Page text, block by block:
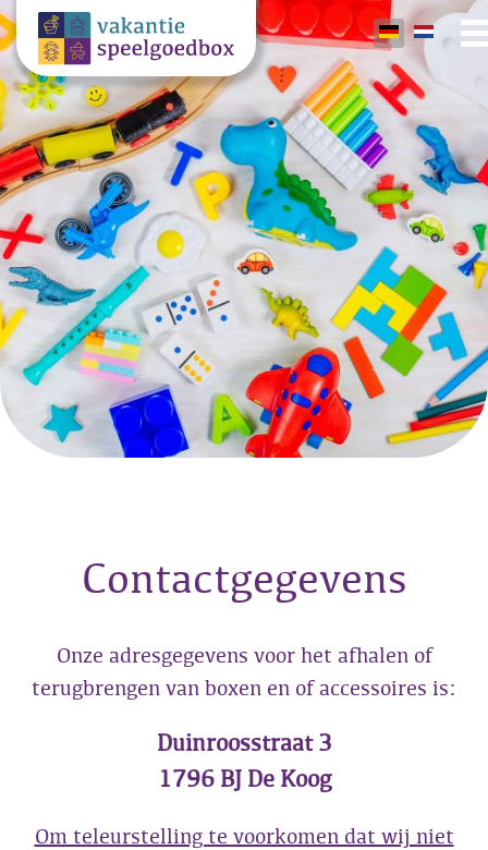
Contactgegevens
Onze adresgegevens voor het afhalen of
terugbrengen van boxen en of accessoires is:
Duinroosstraat 3
1796 BJ De Koog
Om teleurstelling te voorkomen dat wij niet